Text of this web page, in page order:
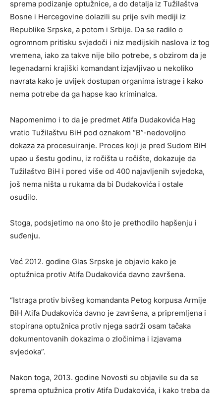
sprema podizanje optužnice, a do detalja iz Tužilaštva
Bosne i Hercegovine dolazili su prije svih mediji iz
Republike Srpske, a potom i Srbije. Da se radilo o
ogromnom pritisku svjedoči i niz medijskih naslova iz tog
vremena, iako za takve nije bilo potrebe, s obzirom da je
legenadarni krajiški komandant izjavljivao u nekoliko
navrata kako je uvijek dostupan organima istrage i kako
nema potrebe da ga hapse kao kriminalca.
Napomenimo i to da je predmet Atifa Dudakovića Hag
vratio Tužilaštvu BiH pod oznakom “B”-nedovoljno
dokaza za procesuiranje. Proces koji je pred Sudom BiH
upao u šestu godinu, iz ročišta u ročište, dokazuje da
Tužilaštvo BiH i pored više od 400 najavljenih svjedoka,
još nema ništa u rukama da bi Dudakovića i ostale
osudilo.
Stoga, podsjetimo na ono što je prethodilo hapšenju i
suđenju.
Već 2012. godine Glas Srpske je objavio kako je
optužnica protiv Atifa Dudakovića davno završena.
“Istraga protiv bivšeg komandanta Petog korpusa Armije
BiH Atifa Dudakovića davno je završena, a pripremljena i
stopirana optužnica protiv njega sadrži osam tačaka
dokumentovanih dokazima o zločinima i izjavama
svjedoka”.
Nakon toga, 2013. godine Novosti su objavile su da se
sprema optužnica protiv Atifa Dudakovića, i kako treba da